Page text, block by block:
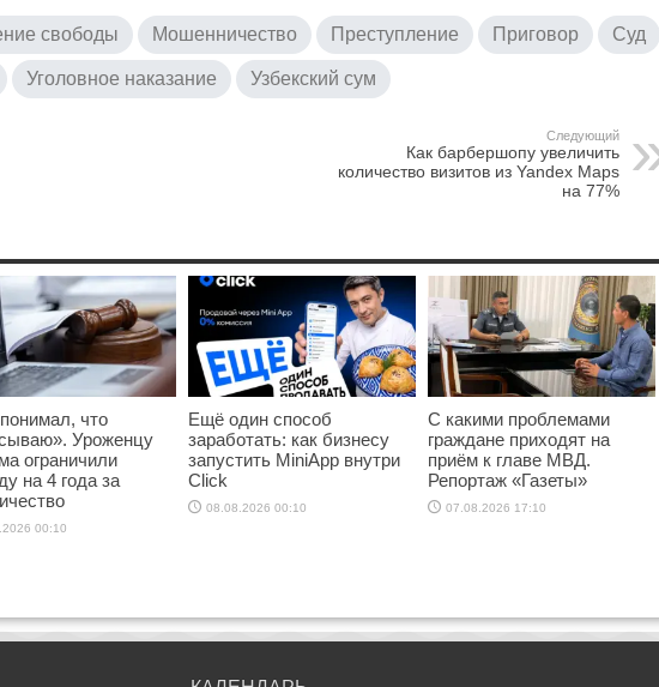
свободы Мошенничество Преступление Приговор Суд
Уголовное наказание Узбекский сум
Следующий
Как барбершопу увеличить
количество визитов из Yandex Maps
на 77%
что
Уроженцу
ограничили
на 4 года за
00:10
Ещё один способ
заработать: как бизнесу
запустить MiniApp внутри
Click
08.08.2026 00:10
С какими проблемами
граждане приходят на
приём к главе МВД.
Репортаж «Газеты»
07.08.2026 17:10